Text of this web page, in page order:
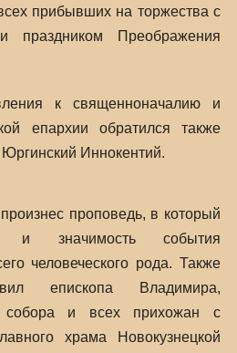
прибывших на торжества с
праздником Преображения
к священноначалию и
епархии обратился также
Иннокентий.
проповедь, в который
и значимость события
человеческого рода. Также
епископа Владимира,
собора и всех прихожан с
храма Новокузнецкой